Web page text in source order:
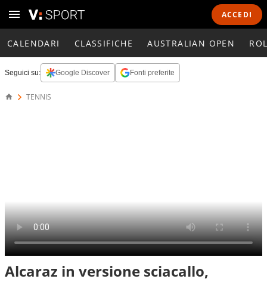
ACCEDI
CALENDARI CLASSIFICHE AUSTRALIAN OPEN
Seguici su: Google Discover Fonti preferite
TENNIS
Alcaraz in versione sciacallo,